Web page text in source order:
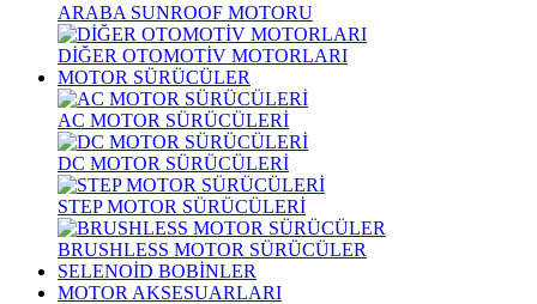
ARABA SUNROOF MOTORU
DİĞER OTOMOTİV MOTORLARI
MOTOR SÜRÜCÜLER
AC MOTOR SÜRÜCÜLERİ
DC MOTOR SÜRÜCÜLERİ
STEP MOTOR SÜRÜCÜLERİ
BRUSHLESS MOTOR SÜRÜCÜLER
SELENOİD BOBİNLER
MOTOR AKSESUARLARI